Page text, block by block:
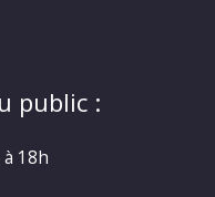
public :
18h